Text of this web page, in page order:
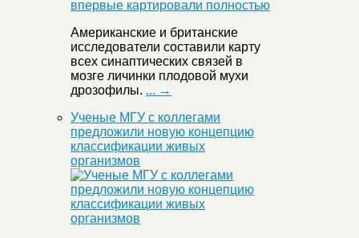
Американские и британские
исследователи составили карту
всех синаптических связей в
мозге личинки плодовой мухи
дрозофилы. ... →
Ученые МГУ с коллегами
предложили новую концепцию
классификации живых
организмов